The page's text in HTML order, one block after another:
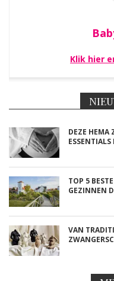
Klik hier
DEZE HEMA
ESSENTIALS
TOP 5
GEZINNEN
VAN